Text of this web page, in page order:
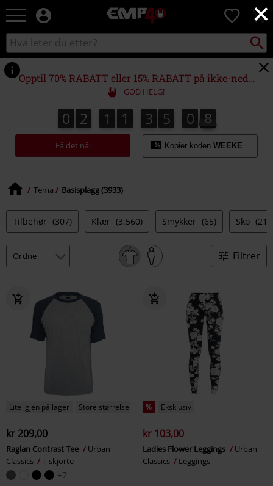
×
EMP
Musikk,
TV
og
gaming
merch
Alternativ
mote
0
Søk
i
katalogen
Søk
Opptil 70% RABATT eller 15% RABATT på ikke-nedsatte varer!*
GOD HELG!
0
0 2
2 1
1 1
1 3
3 5
5 0
1
0 7
8
7
Få det nå! Kopier koden WEEKEND
Tema Basisplagg (3933)
Tilbehør (307) Klær (3.560) Smykker (65) Sko
Filtrer
Lite igjen på lager Store størrelser
kr 209,00
Raglan Contrast Tee
Urban
Classics
T-skjorte
+7
% Eksklusiv
kr 103,00
Ladies Flower Leggings
Urban
Classics
Leggings